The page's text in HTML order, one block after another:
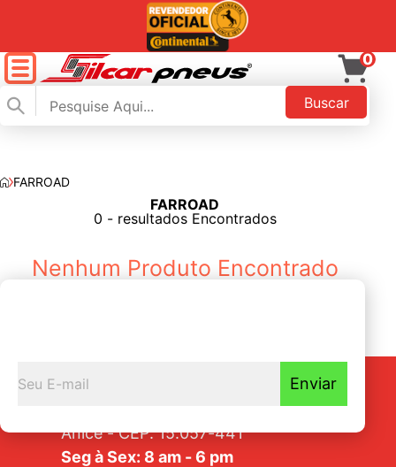
Buscar
0
FARROAD
FARROAD
0 - resultados Encontrados
Nenhum Produto Encontrado
Enviar
Av. Tarraf, 2570/2580 - Jardim
Anice - CEP: 15.057-441
Seg à Sex: 8 am - 6 pm